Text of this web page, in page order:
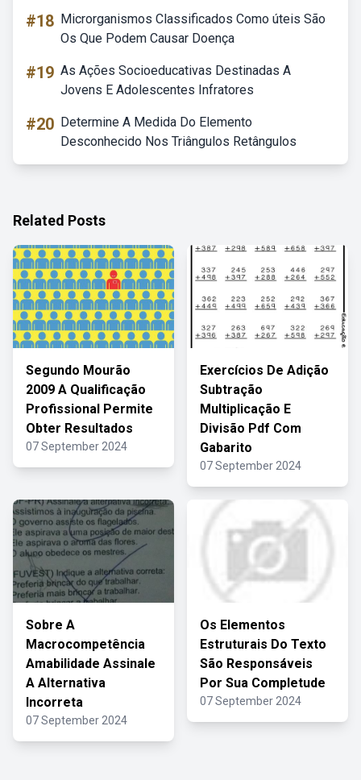
#18 Microrganismos Classificados Como úteis São
Os Que Podem Causar Doença
#19 As Ações Socioeducativas Destinadas A
Jovens E Adolescentes Infratores
#20 Determine A Medida Do Elemento
Desconhecido Nos Triângulos Retângulos
Related Posts
Segundo Mourão
2009 A Qualificação
Profissional Permite
Obter Resultados
07 September 2024
Exercícios De Adição
Subtração
Multiplicação E
Divisão Pdf Com
Gabarito
07 September 2024
Sobre A
Macrocompetência
Amabilidade Assinale
A Alternativa
Incorreta
07 September 2024
Os Elementos
Estruturais Do Texto
São Responsáveis
Por Sua Completude
07 September 2024